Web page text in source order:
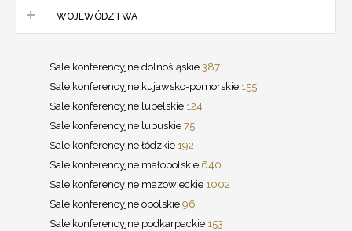
WOJEWÓDZTWA
Sale konferencyjne dolnośląskie 387
Sale konferencyjne kujawsko-pomorskie 155
Sale konferencyjne lubelskie 124
Sale konferencyjne lubuskie 75
Sale konferencyjne łódzkie 192
Sale konferencyjne małopolskie 640
Sale konferencyjne mazowieckie 1002
Sale konferencyjne opolskie 96
Sale konferencyjne podkarpackie 153